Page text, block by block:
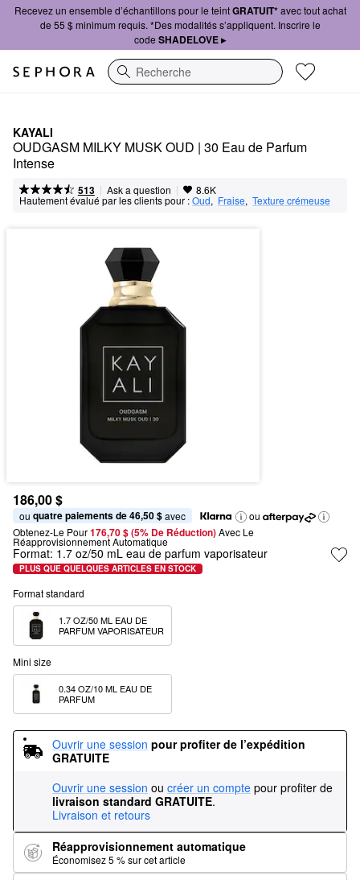
Recevez un ensemble d’échantillons pour le teintGRATUIT*avec tout achat
de 55 $ minimum requis. *Des modalités s’appliquent. Inscrire le
code SHADELOVE ▸
Recherche
KAYALI
OUDGASM MILKY MUSK OUD | 30 Eau de Parfum
Intense
513 | Ask a question | 8.6K
Hautement évalué par les clients pour :Oud, Fraise, Texture crémeuse
186,00 $
ou quatre paiements de 46,50 $ avec
ou
Obtenez-Le Pour176,70 $ (5% De Réduction) Avec Le
Réapprovisionnement Automatique
Format: 1.7 oz/50 mL eau de parfum vaporisateur
PLUS QUE QUELQUES ARTICLES EN STOCK
Format standard
1.7 OZ/50 ML EAU DE
PARFUM VAPORISATEUR
Mini size
0.34 OZ/10 ML EAU DE
Ouvrir une session pour profiter de l’expédition
GRATUITE
Ouvrir une session ou créer un compte pour profiter de
livraison standard GRATUITE.
Livraison et retours
Réapprovisionnement automatique
Économisez 5 % sur cet article